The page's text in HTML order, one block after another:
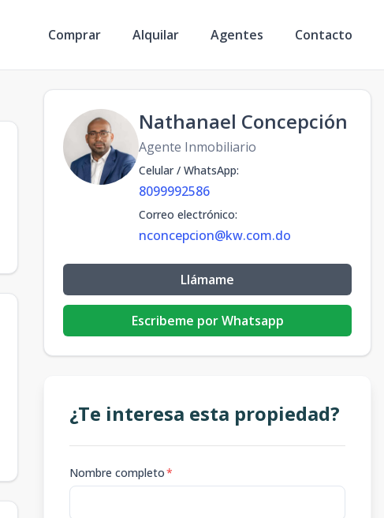
Comprar Alquilar Agentes Contacto
Nathanael Concepción
Agente Inmobiliario
Celular / WhatsApp:
8099992586
Correo electrónico:
nconcepcion@kw.com.do
Llámame
Escribeme por Whatsapp
¿Te interesa esta propiedad?
Nombre completo*